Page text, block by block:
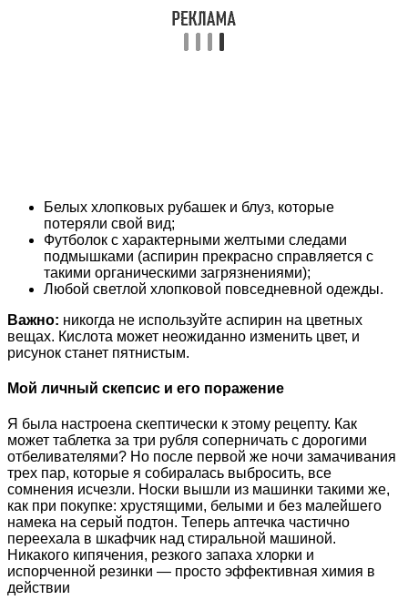
Белых хлопковых рубашек и блуз, которые
потеряли свой вид;
Футболок с характерными желтыми следами
подмышками (аспирин прекрасно справляется с
такими органическими загрязнениями);
Любой светлой хлопковой повседневной одежды.
Важно: никогда не используйте аспирин на цветных
вещах. Кислота может неожиданно изменить цвет, и
рисунок станет пятнистым.
Мой личный скепсис и его поражение
Я была настроена скептически к этому рецепту. Как
может таблетка за три рубля соперничать с дорогими
отбеливателями? Но после первой же ночи замачивания
трех пар, которые я собиралась выбросить, все
сомнения исчезли. Носки вышли из машинки такими же,
как при покупке: хрустящими, белыми и без малейшего
намека на серый подтон. Теперь аптечка частично
переехала в шкафчик над стиральной машиной.
Никакого кипячения, резкого запаха хлорки и
испорченной резинки — просто эффективная химия в
действии